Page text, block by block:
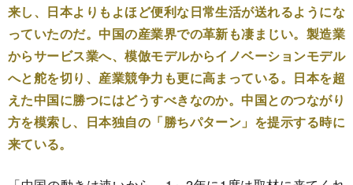
来し、日本よりもよほど便利な日常生活が送れるようにな
っていたのだ。中国の産業界での革新も凄まじい。製造業
からサービス業へ、模倣モデルからイノベーションモデル
へと舵を切り、産業競争力も更に高まっている。日本を超
えた中国に勝つにはどうすべきなのか。中国とのつながり
方を模索し、日本独自の「勝ちパターン」を提示する時に
来ている。